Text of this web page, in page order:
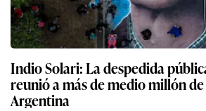
Indio Solari: La despedida
reunió a más de medio millón
Argentina